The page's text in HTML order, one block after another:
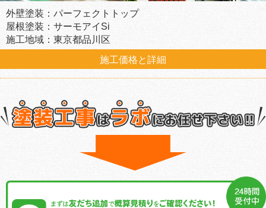
外壁塗装：パーフェクトトップ
屋根塗装：サーモアイSi
施工地域：東京都品川区
施工価格と詳細